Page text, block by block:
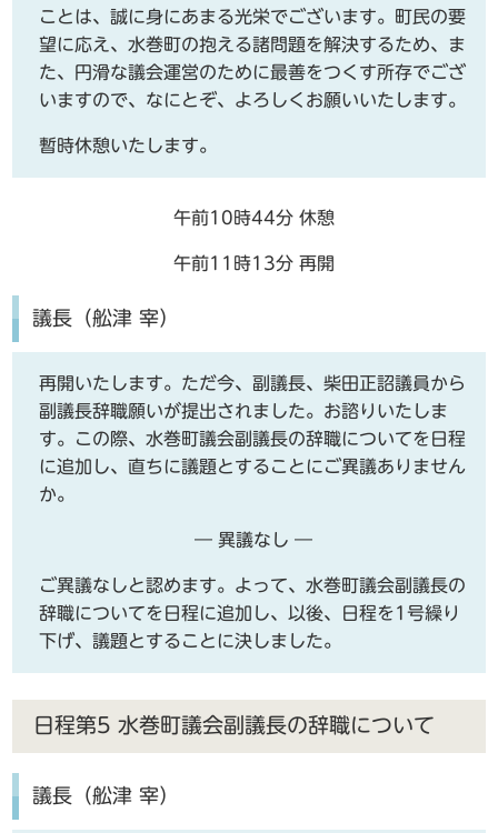
ことは、誠に身にあまる光栄でございます。町民の要
望に応え、水巻町の抱える諸問題を解決するため、ま
た、円滑な議会運営のために最善をつくす所存でござ
いますので、なにとぞ、よろしくお願いいたします。
暫時休憩いたします。
午前10時44分 休憩
午前11時13分 再開
議長（舩津 宰）
再開いたします。ただ今、副議長、柴田正詔議員から
副議長辞職願いが提出されました。お諮りいたしま
す。この際、水巻町議会副議長の辞職についてを日程
に追加し、直ちに議題とすることにご異議ありません
か。
― 異議なし ―
ご異議なしと認めます。よって、水巻町議会副議長の
辞職についてを日程に追加し、以後、日程を1号繰り
下げ、議題とすることに決しました。
日程第5 水巻町議会副議長の辞職について
議長（舩津 宰）